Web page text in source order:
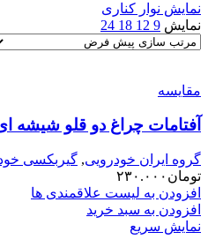
نمایش نوار کناری
نمایش 9
12
18
24
مقایسه
آفتامات چراغ دو قلو شیشه
گروه ایران خودرویی, گیربکسی
تومان ۲۳۰.۰۰۰
افزودن به لیست علاقمندی ها
افزودن به سبد خرید
نمایش سریع